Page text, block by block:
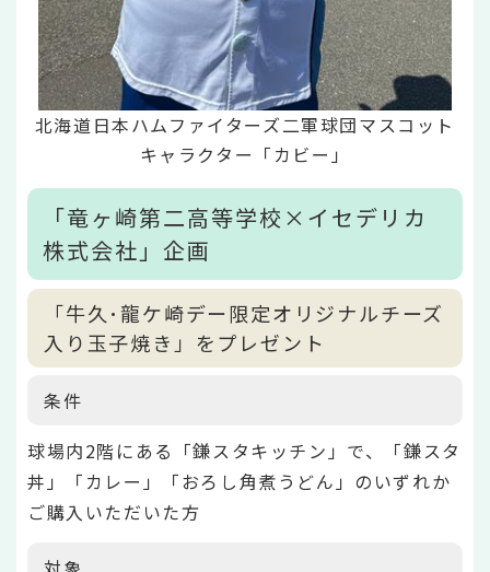
北海道日本ハムファイターズ二軍球団マスコット
キャラクター「カビー」
「竜ヶ崎第二高等学校×イセデリカ
株式会社」企画
「牛久･龍ケ崎デー限定オリジナルチーズ
入り玉子焼き」をプレゼント
条件
球場内2階にある「鎌スタキッチン」で、「鎌スタ
丼」「カレー」「おろし角煮うどん」のいずれか
ご購入いただいた方